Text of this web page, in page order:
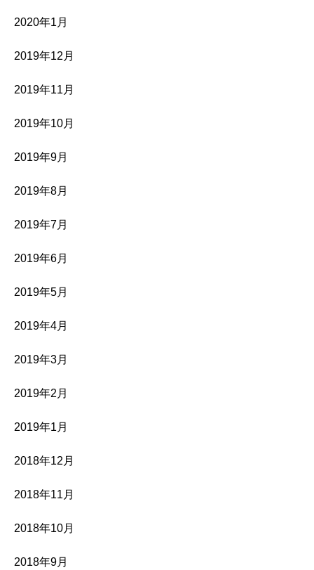
2020年1月
2019年12月
2019年11月
2019年10月
2019年9月
2019年8月
2019年7月
2019年6月
2019年5月
2019年4月
2019年3月
2019年2月
2019年1月
2018年12月
2018年11月
2018年10月
2018年9月